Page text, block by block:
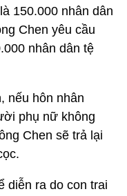
150.000 nhân dân
Chen yêu cầu
nhân dân tệ
nếu hôn nhân
phụ nữ không
Chen sẽ trả lại
diễn ra do con trai